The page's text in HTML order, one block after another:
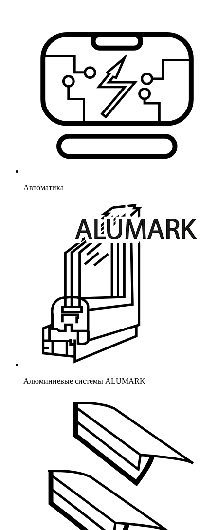
Автоматика
Алюминиевые системы ALUMARK